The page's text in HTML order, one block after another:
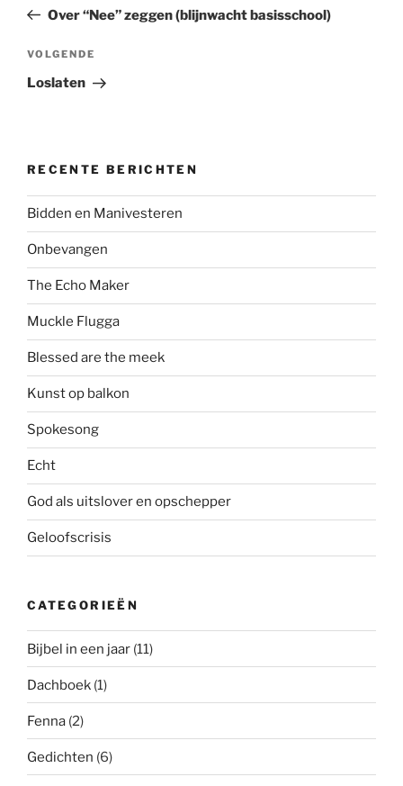
bericht
Over “Nee” zeggen (blijnwacht basisschool)
Volgend
bericht
VOLGENDE
Loslaten
RECENTE BERICHTEN
Bidden en Manivesteren
Onbevangen
The Echo Maker
Muckle Flugga
Blessed are the meek
Kunst op balkon
Spokesong
Echt
God als uitslover en opschepper
Geloofscrisis
CATEGORIEËN
Bijbel in een jaar (11)
Dachboek (1)
Fenna (2)
Gedichten (6)